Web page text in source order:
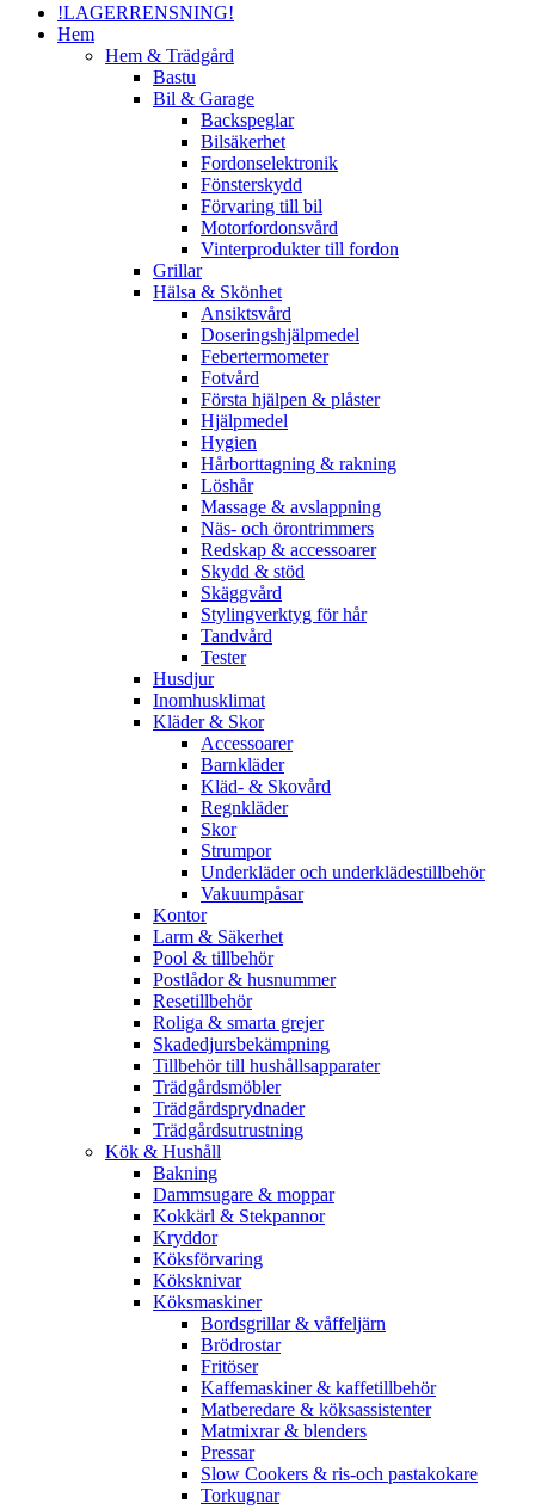
!LAGERRENSNING!
Hem
Hem & Trädgård
Bastu
Bil & Garage
Backspeglar
Bilsäkerhet
Fordonselektronik
Fönsterskydd
Förvaring till bil
Motorfordonsvård
Vinterprodukter till fordon
Grillar
Hälsa & Skönhet
Ansiktsvård
Doseringshjälpmedel
Febertermometer
Fotvård
Första hjälpen & plåster
Hjälpmedel
Hygien
Hårborttagning & rakning
Löshår
Massage & avslappning
Näs- och örontrimmers
Redskap & accessoarer
Skydd & stöd
Skäggvård
Stylingverktyg för hår
Tandvård
Tester
Husdjur
Inomhusklimat
Kläder & Skor
Accessoarer
Barnkläder
Kläd- & Skovård
Regnkläder
Skor
Strumpor
Underkläder och underklädestillbehör
Vakuumpåsar
Kontor
Larm & Säkerhet
Pool & tillbehör
Postlådor & husnummer
Resetillbehör
Roliga & smarta grejer
Skadedjursbekämpning
Tillbehör till hushållsapparater
Trädgårdsmöbler
Trädgårdsprydnader
Trädgårdsutrustning
Kök & Hushåll
Bakning
Dammsugare & moppar
Kokkärl & Stekpannor
Kryddor
Köksförvaring
Köksknivar
Köksmaskiner
Bordsgrillar & våffeljärn
Brödrostar
Fritöser
Kaffemaskiner & kaffetillbehör
Matberedare & köksassistenter
Matmixrar & blenders
Pressar
Slow Cookers & ris-och pastakokare
Torkugnar